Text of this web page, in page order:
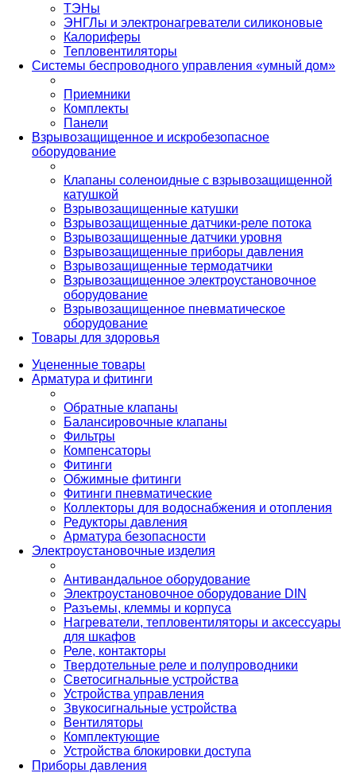
ТЭНы
ЭНГЛы и электронагреватели силиконовые
Калориферы
Тепловентиляторы
Системы беспроводного управления «умный дом»
Приемники
Комплекты
Панели
Взрывозащищенное и искробезопасное
оборудование
Клапаны соленоидные с взрывозащищенной
катушкой
Взрывозащищенные катушки
Взрывозащищенные датчики-реле потока
Взрывозащищенные датчики уровня
Взрывозащищенные приборы давления
Взрывозащищенные термодатчики
Взрывозащищенное электроустановочное
оборудование
Взрывозащищенное пневматическое
оборудование
Товары для здоровья
Уцененные товары
Арматура и фитинги
Обратные клапаны
Балансировочные клапаны
Фильтры
Компенсаторы
Фитинги
Обжимные фитинги
Фитинги пневматические
Коллекторы для водоснабжения и отопления
Редукторы давления
Арматура безопасности
Электроустановочные изделия
Антивандальное оборудование
Электроустановочное оборудование DIN
Разъемы, клеммы и корпуса
Нагреватели, тепловентиляторы и аксессуары
для шкафов
Реле, контакторы
Твердотельные реле и полупроводники
Светосигнальные устройства
Устройства управления
Звукосигнальные устройства
Вентиляторы
Комплектующие
Устройства блокировки доступа
Приборы давления